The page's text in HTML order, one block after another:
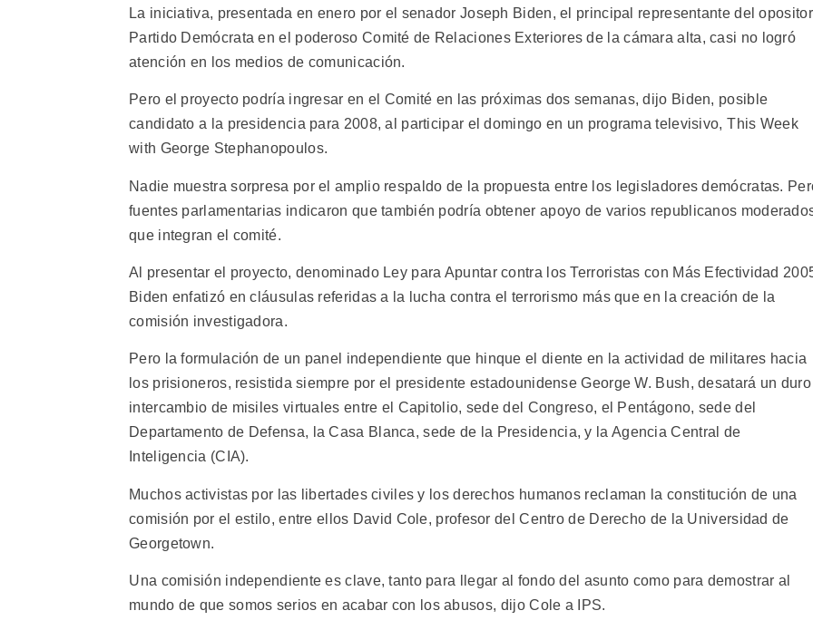
La iniciativa, presentada en enero por el senador Joseph Biden, el principal representante del opositor
Partido Demócrata en el poderoso Comité de Relaciones Exteriores de la cámara alta, casi no logró
atención en los medios de comunicación.
Pero el proyecto podría ingresar en el Comité en las próximas dos semanas, dijo Biden, posible
candidato a la presidencia para 2008, al participar el domingo en un programa televisivo, This Week
with George Stephanopoulos.
Nadie muestra sorpresa por el amplio respaldo de la propuesta entre los legisladores demócratas.
fuentes parlamentarias indicaron que también podría obtener apoyo de varios republicanos
que integran el comité.
Al presentar el proyecto, denominado Ley para Apuntar contra los Terroristas con Más Efectividad
Biden enfatizó en cláusulas referidas a la lucha contra el terrorismo más que en la creación de la
comisión investigadora.
Pero la formulación de un panel independiente que hinque el diente en la actividad de militares hacia
los prisioneros, resistida siempre por el presidente estadounidense George W. Bush, desatará un duro
intercambio de misiles virtuales entre el Capitolio, sede del Congreso, el Pentágono, sede del
Departamento de Defensa, la Casa Blanca, sede de la Presidencia, y la Agencia Central de
Inteligencia (CIA).
Muchos activistas por las libertades civiles y los derechos humanos reclaman la constitución de una
comisión por el estilo, entre ellos David Cole, profesor del Centro de Derecho de la Universidad de
Georgetown.
Una comisión independiente es clave, tanto para llegar al fondo del asunto como para demostrar al
mundo de que somos serios en acabar con los abusos, dijo Cole a IPS.